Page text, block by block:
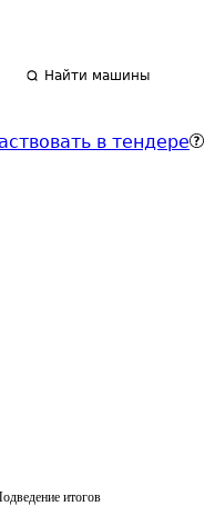
Найти машины
в тендере
итогов